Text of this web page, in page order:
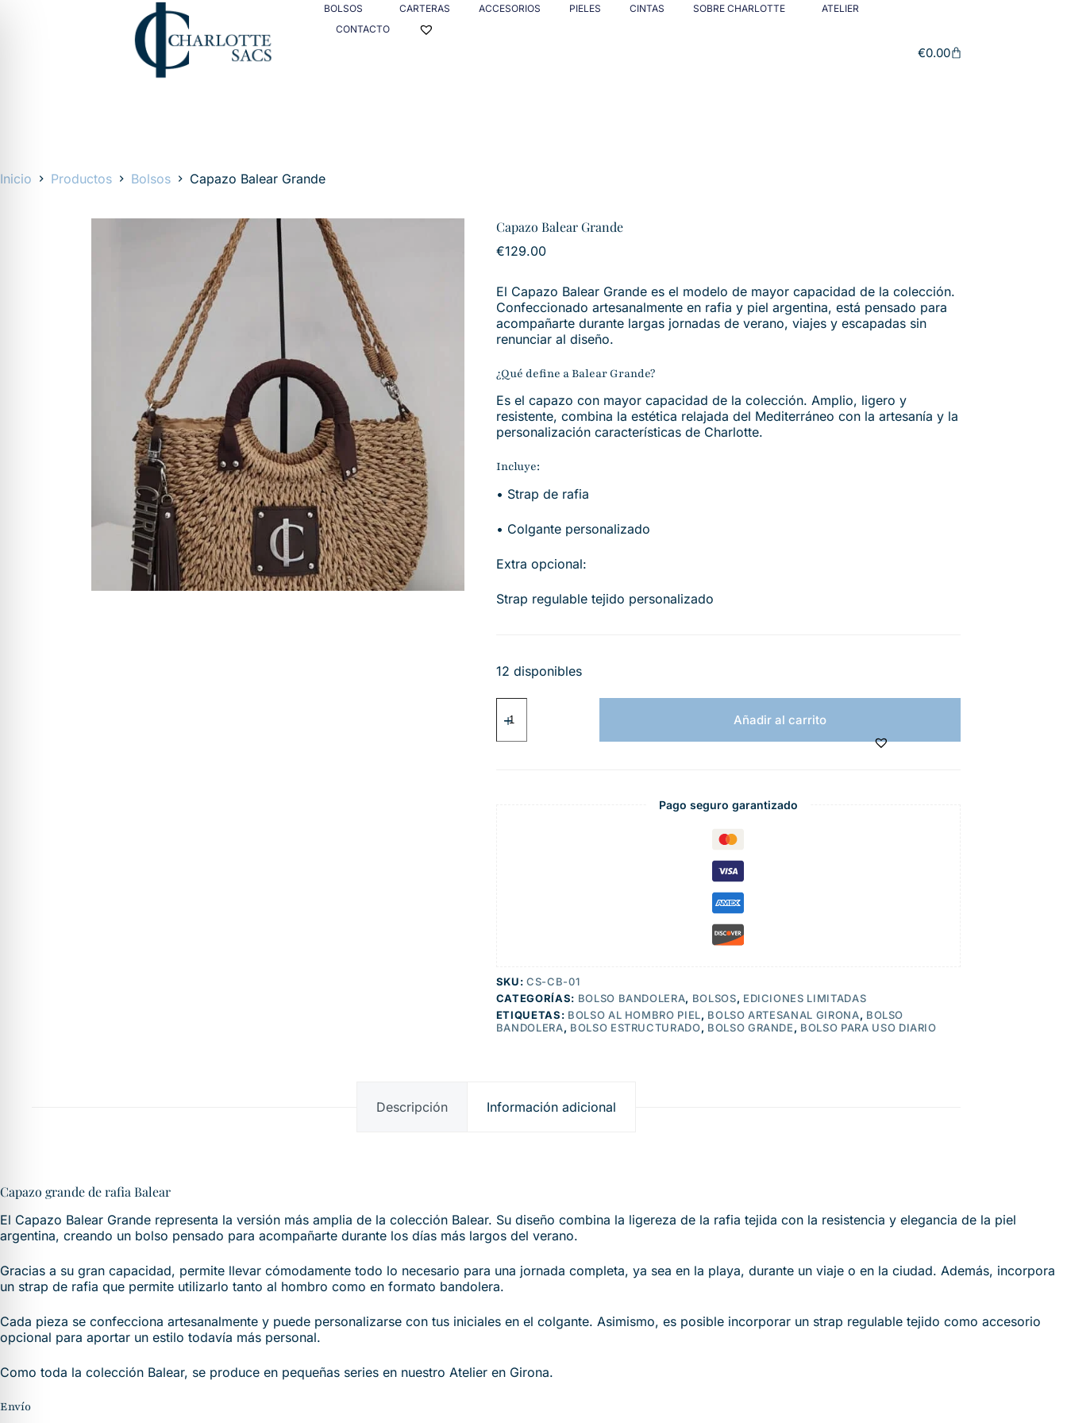
BOLSOS CARTERAS ACCESORIOS PIELES CINTAS SOBRE CHARLOTTE
ATELIER
CONTACTO
€0.00
Inicio Productos Bolsos Capazo Balear Grande
Capazo Balear Grande
€129.00
El Capazo Balear Grande es el modelo de mayor capacidad de la colección.
Confeccionado artesanalmente en rafia y piel argentina, está pensado para
acompañarte durante largas jornadas de verano, viajes y escapadas sin
renunciar al diseño.
¿Qué define a Balear Grande?
Es el capazo con mayor capacidad de la colección. Amplio, ligero y
resistente, combina la estética relajada del Mediterráneo con la artesanía y la
personalización características de Charlotte.
Incluye:
• Strap de rafia
• Colgante personalizado
Extra opcional:
Strap regulable tejido personalizado
12 disponibles
Añadir al carrito
Pago seguro garantizado
SKU:CS-CB-01
CATEGORÍAS: BOLSO BANDOLERA, BOLSOS, EDICIONES LIMITADAS
ETIQUETAS: BOLSO AL HOMBRO PIEL, BOLSO ARTESANAL GIRONA, BOLSO
BANDOLERA, BOLSO ESTRUCTURADO, BOLSO GRANDE, BOLSO PARA USO DIARIO
Descripción Información adicional
Capazo grande de rafia Balear
El Capazo Balear Grande representa la versión más amplia de la colección Balear. Su diseño combina la ligereza de la rafia tejida con la resistencia y elegancia de la piel
argentina, creando un bolso pensado para acompañarte durante los días más largos del verano.
Gracias a su gran capacidad, permite llevar cómodamente todo lo necesario para una jornada completa, ya sea en la playa, durante un viaje o en la ciudad. Además, incorpora
un strap de rafia que permite utilizarlo tanto al hombro como en formato bandolera.
Cada pieza se confecciona artesanalmente y puede personalizarse con tus iniciales en el colgante. Asimismo, es posible incorporar un strap regulable tejido como accesorio
opcional para aportar un estilo todavía más personal.
Como toda la colección Balear, se produce en pequeñas series en nuestro Atelier en Girona.
Envío